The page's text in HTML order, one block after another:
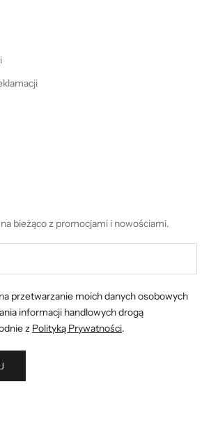
bieżąco z promocjami i nowościami.
przetwarzanie moich danych osobowych
informacji handlowych drogą
z Polityką Prywatności.